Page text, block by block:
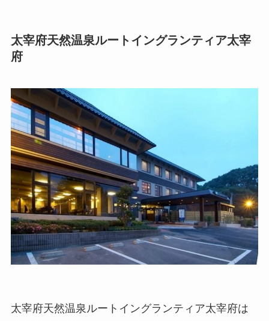
太宰府天然温泉ルートイングランティア太宰
府
太宰府天然温泉ルートイングランティア太宰府は